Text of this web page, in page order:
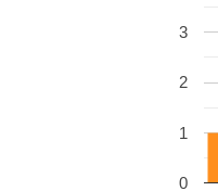
0
1
2
3